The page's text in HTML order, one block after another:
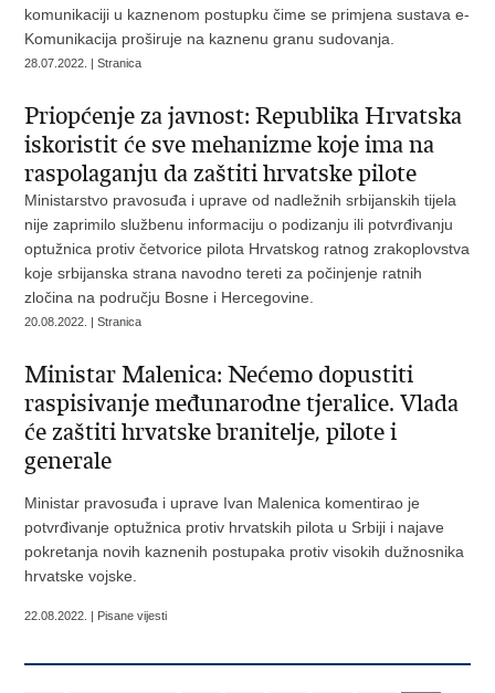
komunikaciji u kaznenom postupku čime se primjena sustava e-
Komunikacija proširuje na kaznenu granu sudovanja.
28.07.2022. | Stranica
Priopćenje za javnost: Republika Hrvatska
iskoristit će sve mehanizme koje ima na
raspolaganju da zaštiti hrvatske pilote
Ministarstvo pravosuđa i uprave od nadležnih srbijanskih tijela
nije zaprimilo službenu informaciju o podizanju ili potvrđivanju
optužnica protiv četvorice pilota Hrvatskog ratnog zrakoplovstva
koje srbijanska strana navodno tereti za počinjenje ratnih
zločina na području Bosne i Hercegovine.
20.08.2022. | Stranica
Ministar Malenica: Nećemo dopustiti
raspisivanje međunarodne tjeralice. Vlada
će zaštiti hrvatske branitelje, pilote i
generale
Ministar pravosuđa i uprave Ivan Malenica komentirao je
potvrđivanje optužnica protiv hrvatskih pilota u Srbiji i najave
pokretanja novih kaznenih postupaka protiv visokih dužnosnika
hrvatske vojske.
22.08.2022. | Pisane vijesti